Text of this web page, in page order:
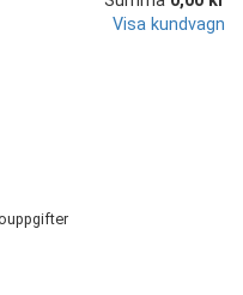
Visa kundvagn